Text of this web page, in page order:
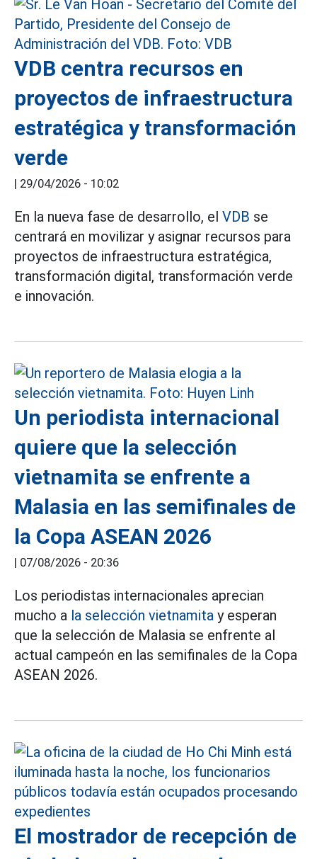
VDB centra recursos en
proyectos de infraestructura
estratégica y transformación
verde
| 29/04/2026 - 10:02
En la nueva fase de desarrollo, el VDB se
centrará en movilizar y asignar recursos para
proyectos de infraestructura estratégica,
transformación digital, transformación verde
e innovación.
Un periodista internacional
quiere que la selección
vietnamita se enfrente a
Malasia en las semifinales de
la Copa ASEAN 2026
| 07/08/2026 - 20:36
Los periodistas internacionales aprecian
mucho a la selección vietnamita y esperan
que la selección de Malasia se enfrente al
actual campeón en las semifinales de la Copa
ASEAN 2026.
El mostrador de recepción de